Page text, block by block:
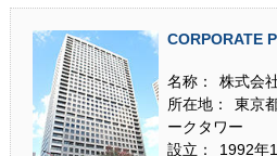
CORPORATE
名称 ：
株式会
所在地 ：
東京
ークタワー
設立 ： 1992年